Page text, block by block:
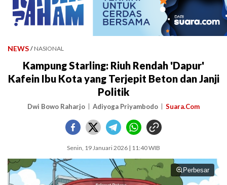
NEWS / NASIONAL
Kampung Starling: Riuh Rendah 'Dapur'
Kafein Ibu Kota yang Terjepit Beton dan Janji
Politik
Dwi Bowo Raharjo Adiyoga Priyambodo Suara.Com
Senin, 19 Januari 2026 | 11:40 WIB
Perbesar